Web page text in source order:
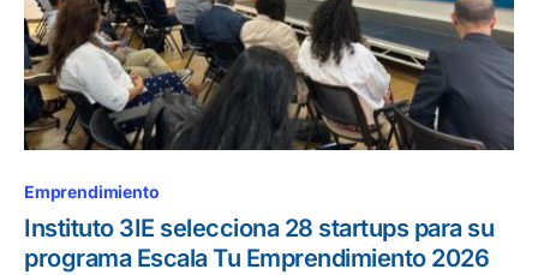
Emprendimiento
Instituto 3IE selecciona 28 startups para su
programa Escala Tu Emprendimiento 2026